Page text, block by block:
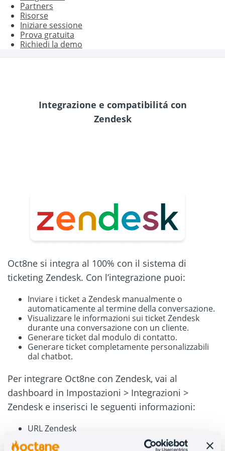
Partners
Risorse
Iniziare sessione
Prova gratuita
Richiedi la demo
Integrazione e compatibilitá con
Zendesk
Oct8ne si integra al 100% con il sistema di
ticketing Zendesk. Con l’integrazione puoi:
Inviare i ticket a Zendesk manualmente o
automaticamente al termine della conversazione.
Visualizzare le informazioni sui ticket Zendesk
durante una conversazione con un cliente.
Generare ticket dal modulo di contatto.
Generare ticket completamente personalizzabili
dal chatbot.
Per integrare Oct8ne con Zendesk, vai al
dashboard in Impostazioni > Integrazioni >
Zendesk e inserisci le seguenti informazioni:
URL Zendesk
Email dell’amministratore